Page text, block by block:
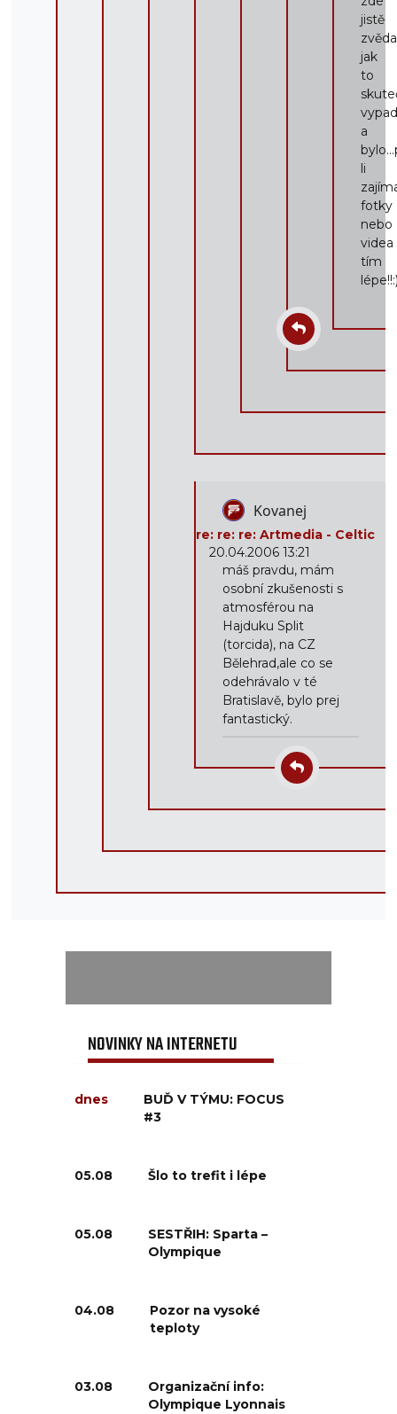
jistě
jak
to
a
li
fotky
nebo
videa
tím
Kovanej
re: re: re: Artmedia - Celtic
20.04.2006 13:21
máš pravdu, mám
osobní zkušenosti s
atmosférou na
Hajduku Split
(torcida), na CZ
Bělehrad,ale co se
odehrávalo v té
Bratislavě, bylo prej
fantastický.
NOVINKY NA INTERNETU
dnes
BUĎ V TÝMU: FOCUS
#3
05.08 Šlo to trefit i lépe
05.08
SESTŘIH: Sparta –
Olympique
04.08
Pozor na vysoké
teploty
03.08
Organizační info:
Olympique Lyonnais